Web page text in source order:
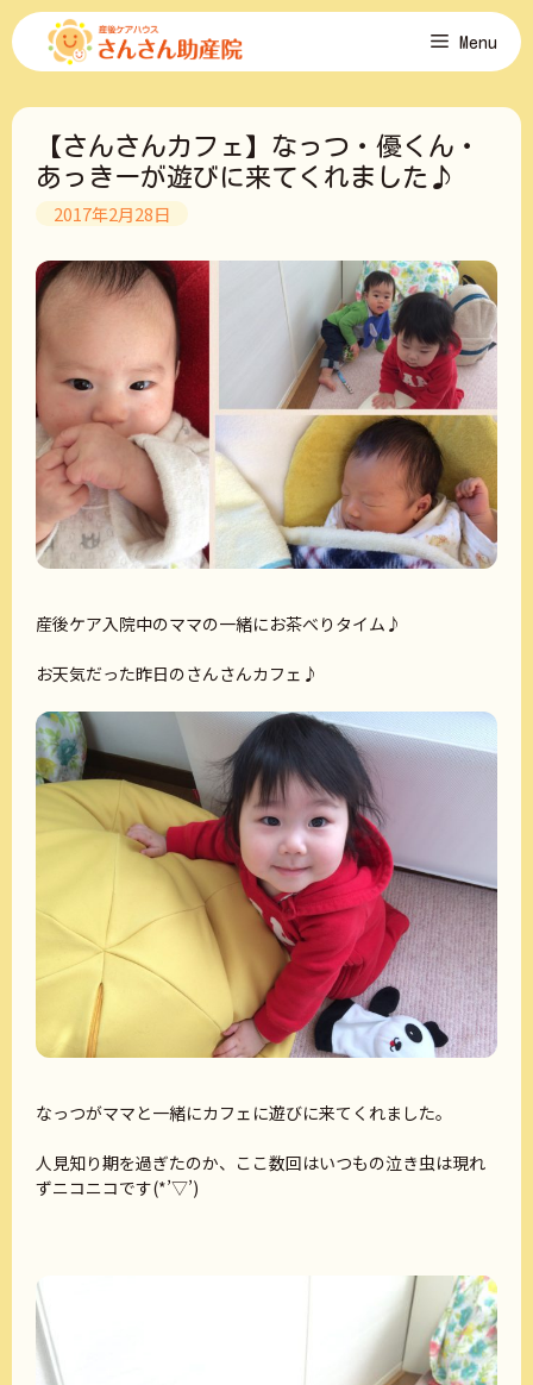
コ
ン
ツ
Menu
【さんさんカフェ】なっつ・優くん・
あっきーが遊びに来てくれました♪
2017年2月28日
産後ケア入院中のママの一緒にお茶べりタイム♪
お天気だった昨日のさんさんカフェ♪
なっつがママと一緒にカフェに遊びに来てくれました。
人見知り期を過ぎたのか、ここ数回はいつもの泣き虫は現れ
ずニコニコです(*’▽’)